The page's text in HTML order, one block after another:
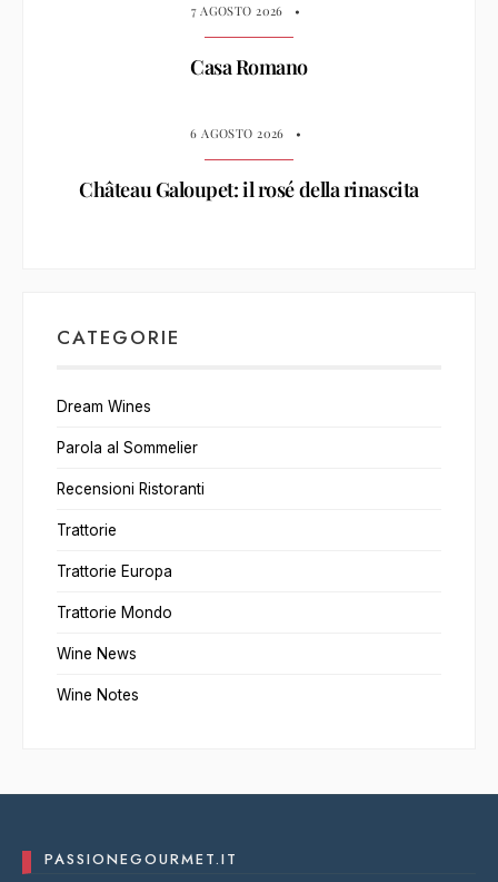
7 AGOSTO 2026 •
Casa Romano
6 AGOSTO 2026 •
Château Galoupet: il rosé della rinascita
CATEGORIE
Dream Wines
Parola al Sommelier
Recensioni Ristoranti
Trattorie
Trattorie Europa
Trattorie Mondo
Wine News
Wine Notes
PASSIONEGOURMET.IT